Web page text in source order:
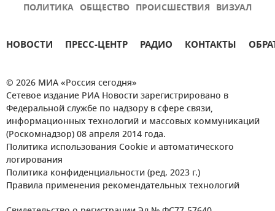
ПОЛИТИКА ОБЩЕСТВО ПРОИСШЕСТВИЯ ВИЗУАЛ
НОВОСТИ ПРЕСС-ЦЕНТР РАДИО КОНТАКТЫ
© 2026 МИА «Россия сегодня»
Сетевое издание РИА Новости зарегистрировано в
Федеральной службе по надзору в сфере связи,
информационных технологий и массовых коммуникаций
(Роскомнадзор) 08 апреля 2014 года.
Политика использования Cookie и автоматического
логирования
Политика конфиденциальности (ред. 2023 г.)
Правила применения рекомендательных технологий